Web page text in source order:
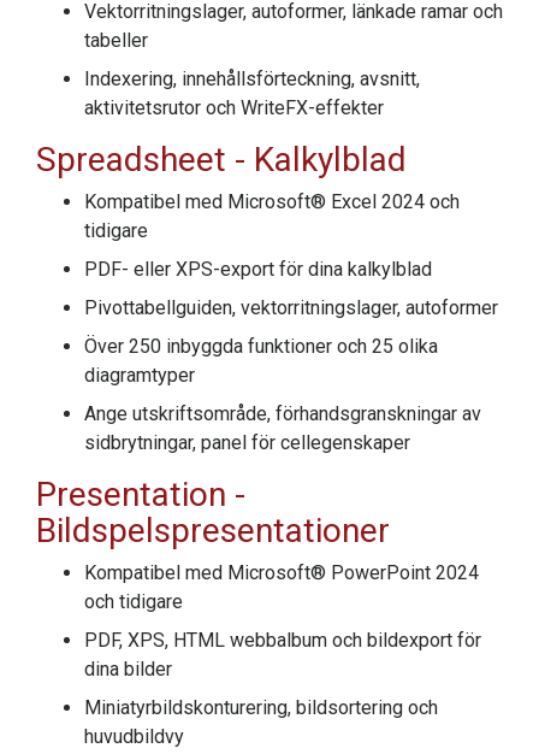
Vektorritningslager, autoformer, länkade ramar och
tabeller
Indexering, innehållsförteckning, avsnitt,
aktivitetsrutor och WriteFX-effekter
Spreadsheet - Kalkylblad
Kompatibel med Microsoft® Excel 2024 och
tidigare
PDF- eller XPS-export för dina kalkylblad
Pivottabellguiden, vektorritningslager, autoformer
Över 250 inbyggda funktioner och 25 olika
diagramtyper
Ange utskriftsområde, förhandsgranskningar av
sidbrytningar, panel för cellegenskaper
Presentation -
Bildspelspresentationer
Kompatibel med Microsoft® PowerPoint 2024
och tidigare
PDF, XPS, HTML webbalbum och bildexport för
dina bilder
Miniatyrbildskonturering, bildsortering och
huvudbildvy